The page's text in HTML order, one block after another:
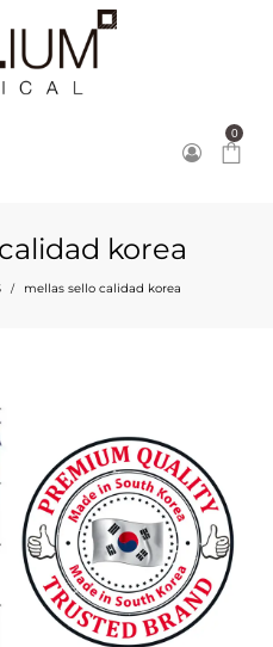
0
korea
/ mellas sello calidad korea